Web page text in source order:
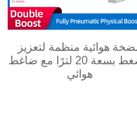
هوائية منظمة لتعزيز
الضغط بسعة 20 لترًا مع ضاغط
هوائي